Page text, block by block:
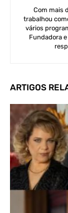
Com mais
trabalhou
vários
Fundadora
ARTIGOS